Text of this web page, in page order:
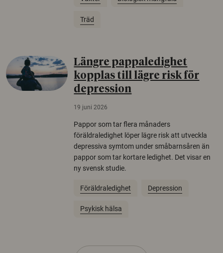
Träd
Längre pappaledighet
kopplas till lägre risk för
depression
19 juni 2026
Pappor som tar flera månaders
föräldraledighet löper lägre risk att utveckla
depressiva symtom under småbarnsåren än
pappor som tar kortare ledighet. Det visar en
ny svensk studie.
Föräldraledighet Depression
Psykisk hälsa